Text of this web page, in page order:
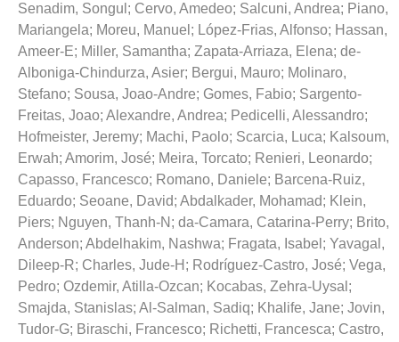
Senadim, Songul ; Cervo, Amedeo; Salcuni, Andrea; Piano,
Mariangela; Moreu, Manuel ; López-Frias, Alfonso; Hassan,
Ameer-E; Miller, Samantha; Zapata-Arriaza, Elena; de-
Alboniga-Chindurza, Asier; Bergui, Mauro; Molinaro,
Stefano; Sousa, Joao-Andre; Gomes, Fabio; Sargento-
Freitas, Joao; Alexandre, Andrea; Pedicelli, Alessandro;
Hofmeister, Jeremy; Machi, Paolo; Scarcia, Luca; Kalsoum,
Erwah; Amorim, José; Meira, Torcato; Renieri, Leonardo;
Capasso, Francesco; Romano, Daniele; Barcena-Ruiz,
Eduardo; Seoane, David; Abdalkader, Mohamad; Klein,
Piers; Nguyen, Thanh-N ; da-Camara, Catarina-Perry; Brito,
Anderson; Abdelhakim, Nashwa; Fragata, Isabel ; Yavagal,
Dileep-R; Charles, Jude-H ; Rodríguez-Castro, José; Vega,
Pedro; Ozdemir, Atilla-Ozcan; Kocabas, Zehra-Uysal ;
Smajda, Stanislas; Al-Salman, Sadiq; Khalife, Jane; Jovin,
Tudor-G; Biraschi, Francesco; Richetti, Francesca; Castro,